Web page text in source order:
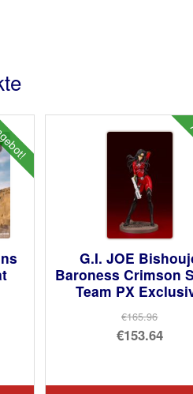
G.I. JOE
Baroness Crimson
Team PX
€165.96
€153.64